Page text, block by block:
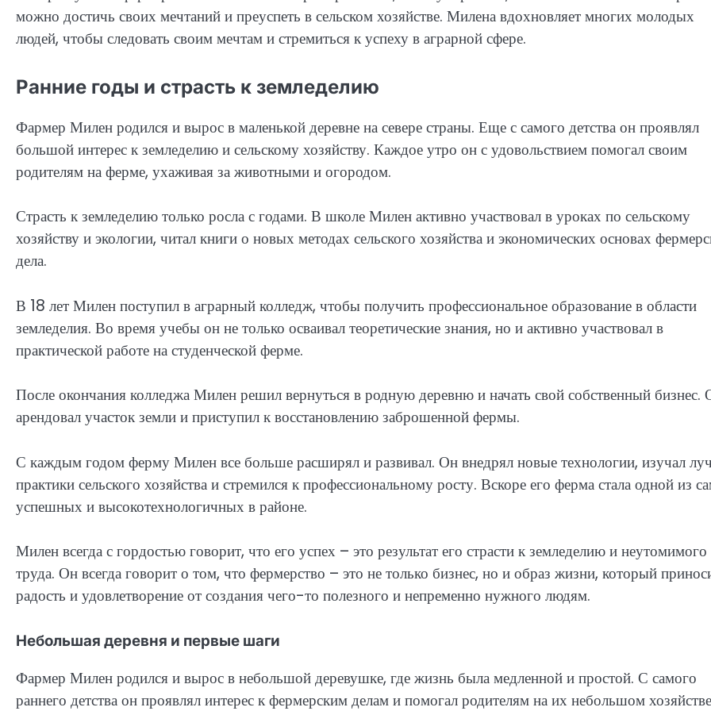
можно достичь своих мечтаний и преуспеть в сельском хозяйстве. Милена вдохновляет многих молодых
людей, чтобы следовать своим мечтам и стремиться к успеху в аграрной сфере.
Ранние годы и страсть к земледелию
Фармер Милен родился и вырос в маленькой деревне на севере страны. Еще с самого детства он проявлял
большой интерес к земледелию и сельскому хозяйству. Каждое утро он с удовольствием помогал своим
родителям на ферме, ухаживая за животными и огородом.
Страсть к земледелию только росла с годами. В школе Милен активно участвовал в уроках по сельскому
хозяйству и экологии, читал книги о новых методах сельского хозяйства и экономических основах
дела.
В 18 лет Милен поступил в аграрный колледж, чтобы получить профессиональное образование в области
земледелия. Во время учебы он не только осваивал теоретические знания, но и активно участвовал в
практической работе на студенческой ферме.
После окончания колледжа Милен решил вернуться в родную деревню и начать свой собственный бизнес.
арендовал участок земли и приступил к восстановлению заброшенной фермы.
С каждым годом ферму Милен все больше расширял и развивал. Он внедрял новые технологии, изучал
практики сельского хозяйства и стремился к профессиональному росту. Вскоре его ферма стала одной из
успешных и высокотехнологичных в районе.
Милен всегда с гордостью говорит, что его успех – это результат его страсти к земледелию и неутомимого
труда. Он всегда говорит о том, что фермерство – это не только бизнес, но и образ жизни, который
радость и удовлетворение от создания чего-то полезного и непременно нужного людям.
Небольшая деревня и первые шаги
Фармер Милен родился и вырос в небольшой деревушке, где жизнь была медленной и простой. С самого
раннего детства он проявлял интерес к фермерским делам и помогал родителям на их небольшом